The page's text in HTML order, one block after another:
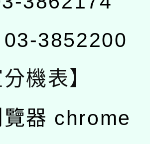
03-3852200
分機表】
覽器 chrome